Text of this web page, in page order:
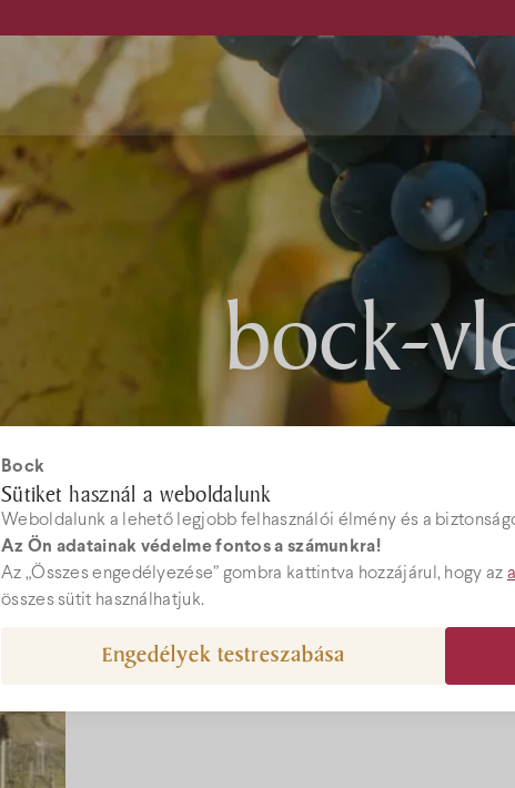
Bock
Sütiket használ a weboldalunk
Weboldalunk a lehető legjobb felhasználói élmény és a
Az Ön adatainak védelme fontos a számunkra!
Az „Összes engedélyezése” gombra kattintva hozzájárul, hogy az
összes sütit használhatjuk.
Engedélyek testreszabása
bock-
Pince
Hotel
Étterem
Webshop